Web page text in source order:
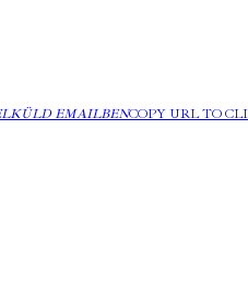
EMAILBENCOPY URL TO